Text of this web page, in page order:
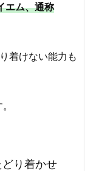
エム、通称
着けない能力も
り着かせ